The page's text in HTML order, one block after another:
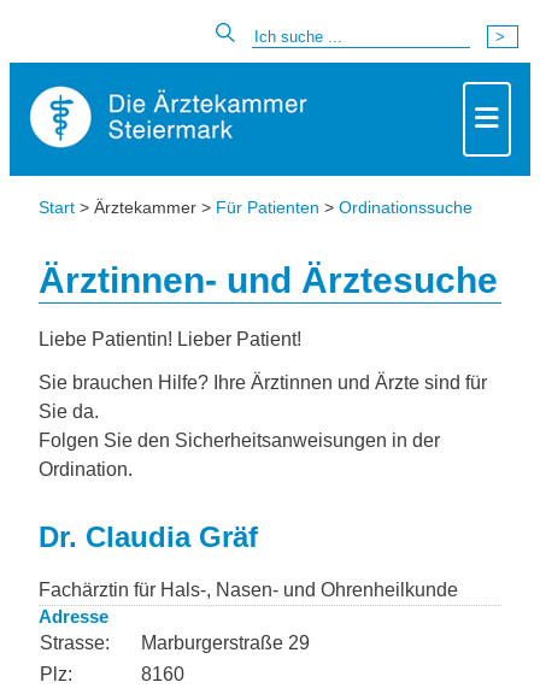
Start > Ärztekammer > Für Patienten > Ordinationssuche
Ärztinnen- und Ärztesuche
Liebe Patientin! Lieber Patient!
Sie brauchen Hilfe? Ihre Ärztinnen und Ärzte sind für
Sie da.
Folgen Sie den Sicherheitsanweisungen in der
Ordination.
Dr. Claudia Gräf
Fachärztin für Hals-, Nasen- und Ohrenheilkunde
Adresse
Strasse:
Marburgerstraße 29
Plz:
8160